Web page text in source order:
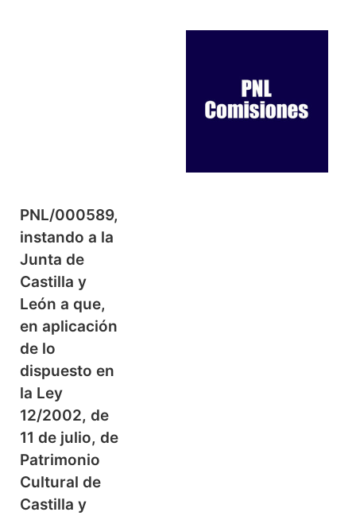
PNL/000589,
instando a la
Junta de
Castilla y
León a que,
en aplicación
de lo
dispuesto en
la Ley
12/2002, de
11 de julio, de
Patrimonio
Cultural de
Castilla y